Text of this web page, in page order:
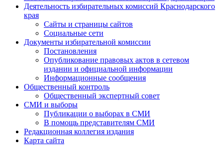
Деятельность избирательных комиссий Краснодарского
края
Сайты и страницы сайтов
Социальные сети
Документы избирательной комиссии
Постановления
Опубликование правовых актов в сетевом
издании и официальной информации
Информационные сообщения
Общественный контроль
Общественный экспертный совет
СМИ и выборы
Публикации о выборах в СМИ
В помощь представителям СМИ
Редакционная коллегия издания
Карта сайта